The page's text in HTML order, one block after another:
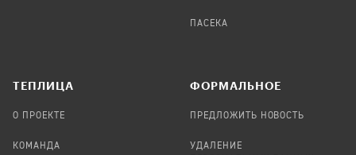
ПАСЕКА
TЕПЛИЦА
О ПРОЕКТЕ
КОМАНДА
ФОРМАЛЬНОЕ
ПРЕДЛОЖИТЬ НОВОСТЬ
УДАЛЕНИЕ